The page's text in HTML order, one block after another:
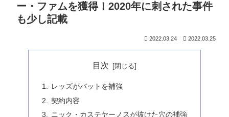
ー・ファムを獲得！2020年に刺された事件
も少し記載
2022.03.24 2022.03.25
目次
レッズがバットを補強
契約内容
ニック・カステヤーノスが抜けた穴の補強